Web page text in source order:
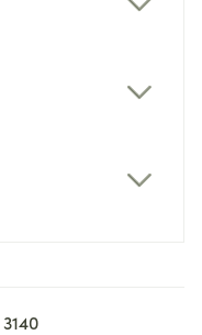
3140